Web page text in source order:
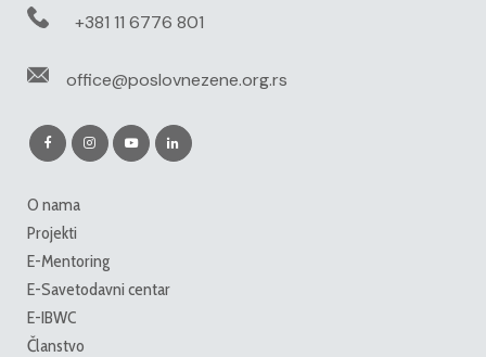
+381 11 6776 801
office@poslovnezene.org.rs
O nama
Projekti
E-Mentoring
E-Savetodavni centar
E-IBWC
Članstvo